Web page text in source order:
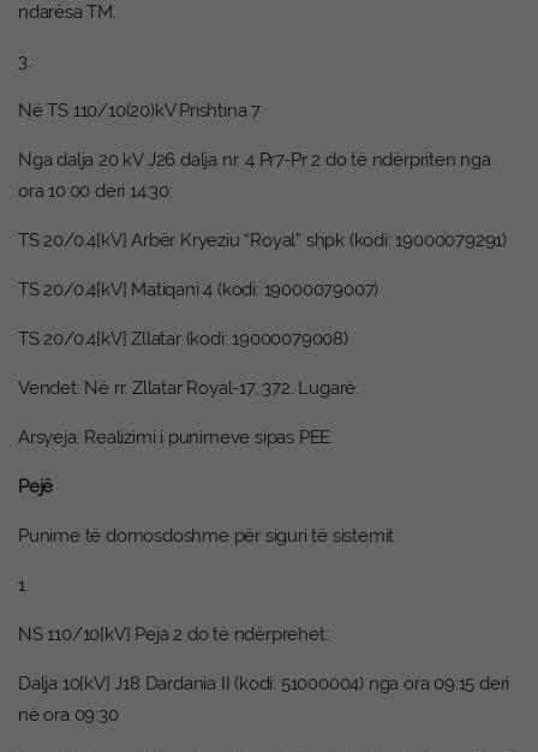
ndarësa TM.
3.
Në TS 110/10(20)kV Prishtina 7
Nga dalja 20 kV J26 dalja nr. 4 Pr7-Pr 2 do të ndërpriten nga
ora 10:00 deri 14:30:
TS 20/0.4[kV] Arbër Kryeziu “Royal” shpk (kodi: 19000079291)
TS 20/0.4[kV] Matiqani 4 (kodi: 19000079007)
TS 20/0.4[kV] Zllatar (kodi: 19000079008)
Vendet: Në rr. Zllatar Royal-17, 372. Lugarë.
Arsyeja: Realizimi i punimeve sipas PEE.
Pejë
Punime të domosdoshme për siguri të sistemit
1.
NS 110/10[kV] Peja 2 do të ndërprehet:
Dalja 10[kV] J18 Dardania II (kodi: 51000004) nga ora 09:15 deri
në ora 09:30